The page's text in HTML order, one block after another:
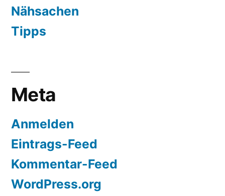
Nähsachen
Tipps
Meta
Anmelden
Eintrags-Feed
Kommentar-Feed
WordPress.org